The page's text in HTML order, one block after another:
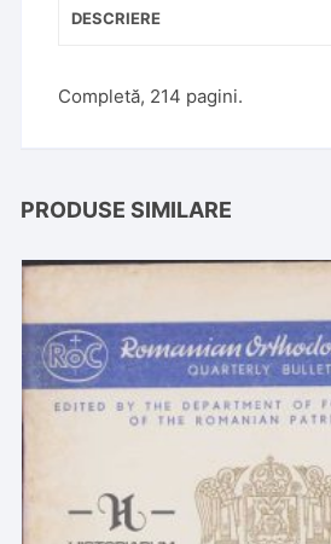
DESCRIERE
Completă, 214 pagini.
PRODUSE SIMILARE